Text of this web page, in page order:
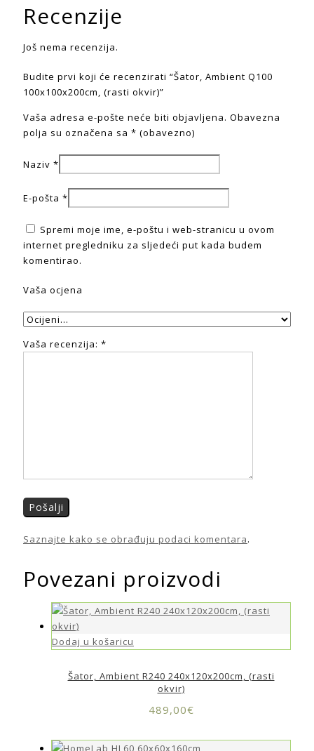
Recenzije
Još nema recenzija.
Budite prvi koji će recenzirati “Šator, Ambient Q100
100x100x200cm, (rasti okvir)”
Vaša adresa e-pošte neće biti objavljena. Obavezna
polja su označena sa * (obavezno)
Naziv *
E-pošta *
Spremi moje ime, e-poštu i web-stranicu u ovom
internet pregledniku za sljedeći put kada budem
komentirao.
Vaša ocjena
Vaša recenzija: *
Saznajte kako se obrađuju podaci komentara.
Povezani proizvodi
Dodaj u košaricu
Šator, Ambient R240 240x120x200cm, (rasti
okvir)
489,00€